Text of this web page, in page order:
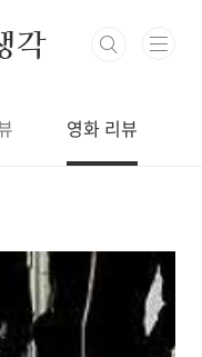
각
영화 리뷰